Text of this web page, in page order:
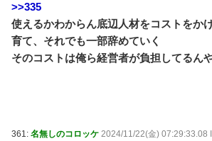
>>335
使えるかわからん底辺人材をコストをか
育て、それでも一部辞めていく
そのコストは俺ら経営者が負担してるん
361: 名無しのコロッケ 2024/11/22(金) 07:29:33.08